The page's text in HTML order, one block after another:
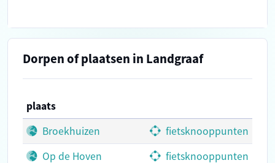
Dorpen of plaatsen in Landgraaf
plaats
Broekhuizen
fietsknooppunten
Op de Hoven
fietsknooppunten